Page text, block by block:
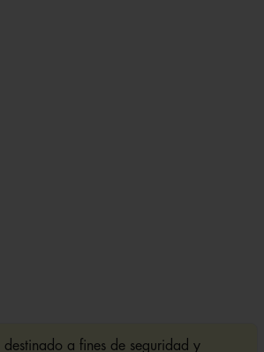
destinado a fines de seguridad y